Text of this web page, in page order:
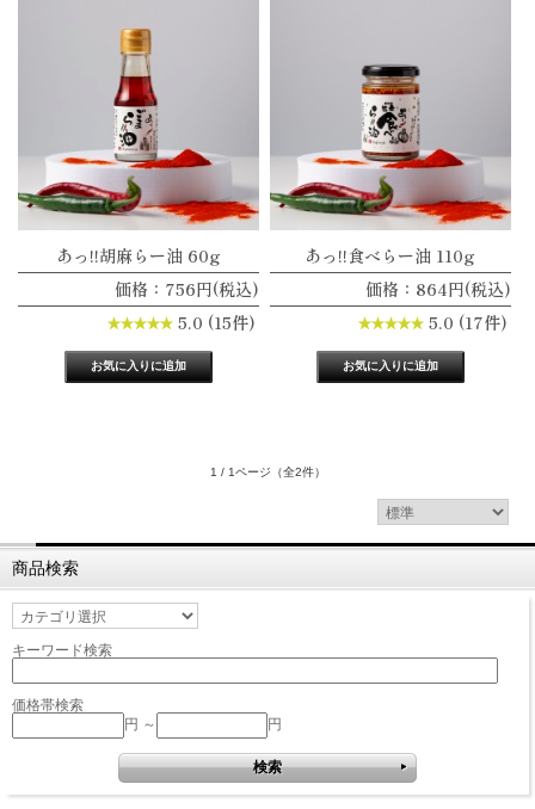
あっ!!胡麻らー油 60g
価格：756円(税込)
5.0 (15件)
あっ!!食べらー油 110g
価格：864円(税込)
5.0 (17件)
1 / 1ページ （全2件）
商品検索
キーワード検索
価格帯検索
円 ～
円